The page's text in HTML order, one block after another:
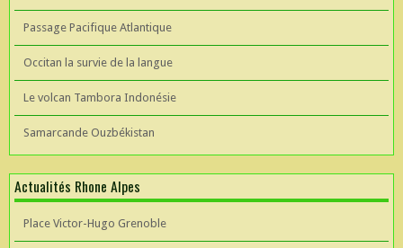
Passage Pacifique Atlantique
Occitan la survie de la langue
Le volcan Tambora Indonésie
Samarcande Ouzbékistan
Actualités Rhone Alpes
Place Victor-Hugo Grenoble